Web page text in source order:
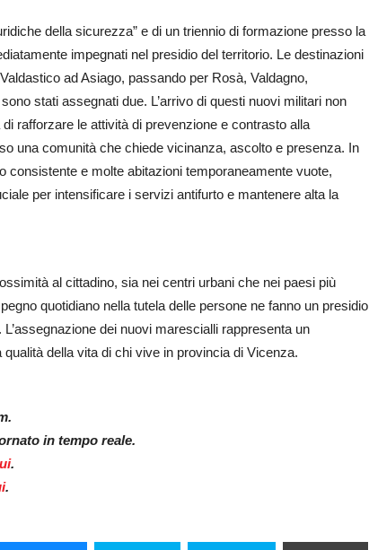
della sicurezza” e di un triennio di formazione presso la
impegnati nel presidio del territorio. Le destinazioni
ad Asiago, passando per Rosà, Valdagno,
stati assegnati due. L’arrivo di questi nuovi militari non
rafforzare le attività di prevenzione e contrasto alla
una comunità che chiede vicinanza, ascolto e presenza. In
consistente e molte abitazioni temporaneamente vuote,
per intensificare i servizi antifurto e mantenere alta la
al cittadino, sia nei centri urbani che nei paesi più
quotidiano nella tutela delle persone ne fanno un presidio
dei nuovi marescialli rappresenta un
della vita di chi vive in provincia di Vicenza.
in tempo reale.
.
.